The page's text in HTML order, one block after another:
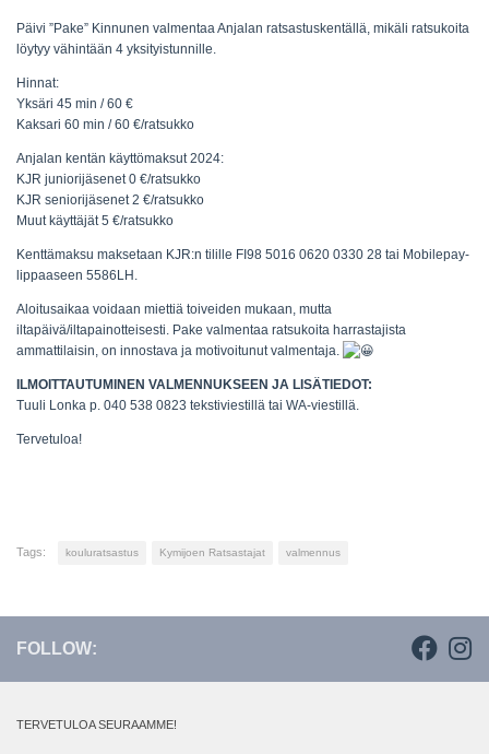
Päivi ”Pake” Kinnunen valmentaa Anjalan ratsastuskentällä, mikäli ratsukoita
löytyy vähintään 4 yksityistunnille.
Hinnat:
Yksäri 45 min / 60 €
Kaksari 60 min / 60 €/ratsukko
Anjalan kentän käyttömaksut 2024:
KJR juniorijäsenet 0 €/ratsukko
KJR seniorijäsenet 2 €/ratsukko
Muut käyttäjät 5 €/ratsukko
Kenttämaksu maksetaan KJR:n tilille FI98 5016 0620 0330 28 tai Mobilepay-
lippaaseen 5586LH.
Aloitusaikaa voidaan miettiä toiveiden mukaan, mutta
iltapäivä/iltapainotteisesti. Pake valmentaa ratsukoita harrastajista
ammattilaisin, on innostava ja motivoitunut valmentaja.
ILMOITTAUTUMINEN VALMENNUKSEEN JA LISÄTIEDOT:
Tuuli Lonka p. 040 538 0823 tekstiviestillä tai WA-viestillä.
Tervetuloa!
Tags: kouluratsastus Kymijoen Ratsastajat valmennus
FOLLOW:
TERVETULOA SEURAAMME!